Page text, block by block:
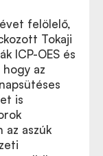
felölelő,
Tokaji
ICP-OES és
az
is
az aszúk